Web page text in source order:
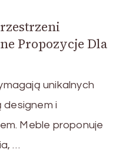
Propozycje Dla
unikalnych
designem i
Meble proponuje
…